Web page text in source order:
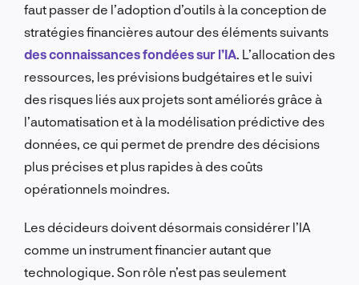
faut passer de l’adoption d’outils à la conception de
stratégies financières autour des éléments suivants
des connaissances fondées sur l’IA . L’allocation des
ressources, les prévisions budgétaires et le suivi
des risques liés aux projets sont améliorés grâce à
l’automatisation et à la modélisation prédictive des
données, ce qui permet de prendre des décisions
plus précises et plus rapides à des coûts
opérationnels moindres.
Les décideurs doivent désormais considérer l’IA
comme un instrument financier autant que
technologique. Son rôle n’est pas seulement